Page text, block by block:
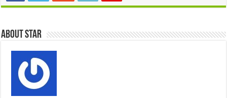
About star